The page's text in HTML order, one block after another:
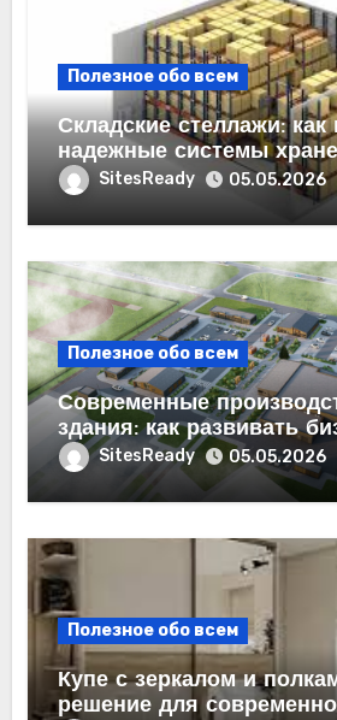
Полезное обо всем
Складские стеллажи:
надежные системы
бизнесаSitesReady 05.05.2026
Полезное обо всем
Современные
здания: как развивать
эффективно
SitesReady 05.05.2026
Полезное обо всем
Купе с зеркалом и
решение для